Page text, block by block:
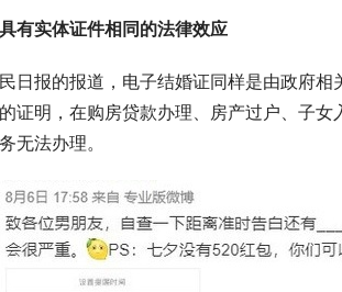
有实体证件相同的法律效应
日报的报道，电子结婚证同样是由政府
证明，在购房贷款办理、房产过户、子
无法办理。